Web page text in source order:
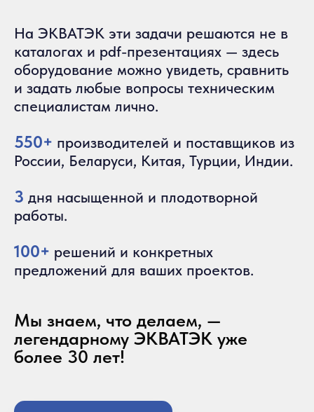
На ЭКВАТЭК эти задачи решаются не в
каталогах и pdf-презентациях — здесь
оборудование можно увидеть, сравнить
и задать любые вопросы техническим
специалистам лично.
550+ производителей и поставщиков из
России, Беларуси, Китая, Турции, Индии.
3 дня насыщенной и плодотворной
работы.
100+ решений и конкретных
предложений для ваших проектов.
Мы знаем, что делаем, —
легендарному ЭКВАТЭК уже
более 30 лет!